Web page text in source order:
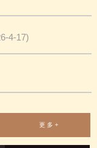
4-17)
更 多 +